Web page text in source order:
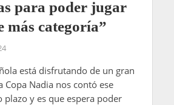
para poder jugar
más categoría”
está disfrutando de un gran
Copa Nadia nos contó ese
plazo y es que espera poder